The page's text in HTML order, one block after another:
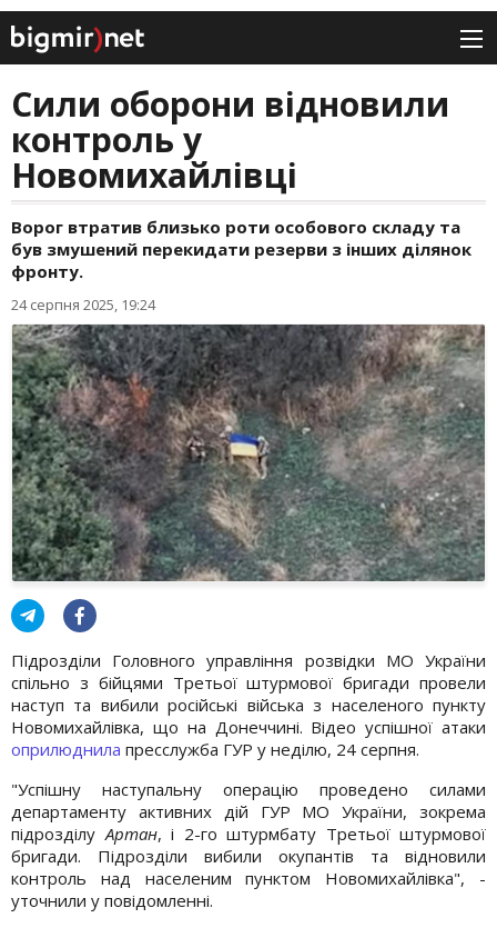
Сили оборони відновили
контроль у
Новомихайлівці
Ворог втратив близько роти особового складу та
був змушений перекидати резерви з інших ділянок
фронту.
24 серпня 2025, 19:24
Підрозділи Головного управління розвідки МО України
спільно з бійцями Третьої штурмової бригади провели
наступ та вибили російські війська з населеного пункту
Новомихайлівка, що на Донеччині. Відео успішної атаки
оприлюднила пресслужба ГУР у неділю, 24 серпня.
"Успішну наступальну операцію проведено силами
департаменту активних дій ГУР МО України, зокрема
підрозділу Артан, і 2-го штурмбату Третьої штурмової
бригади. Підрозділи вибили окупантів та відновили
контроль над населеним пунктом Новомихайлівка", -
уточнили у повідомленні.